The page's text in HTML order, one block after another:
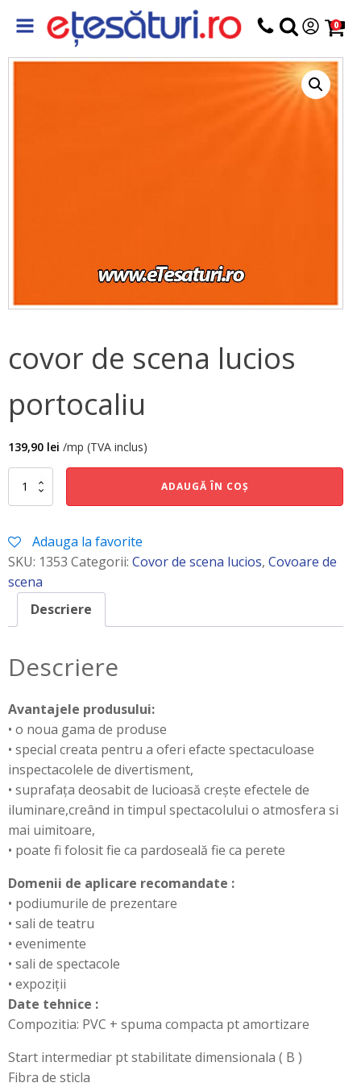
0
covor de scena lucios
portocaliu
139,90 lei /mp (TVA inclus)
Cantitate
lucios
portocaliu
ADAUGĂ ÎN COȘ
Adauga la favorite
SKU: 1353 Categorii: Covor de scena lucios, Covoare de
scena
Descriere
Descriere
Avantajele produsului:
• o noua gama de produse
• special creata pentru a oferi efacte spectaculoase
inspectacolele de divertisment,
• suprafața deosabit de lucioasă crește efectele de
iluminare,creând in timpul spectacolului o atmosfera si
mai uimitoare,
• poate fi folosit fie ca pardoseală fie ca perete
Domenii de aplicare recomandate :
• podiumurile de prezentare
• sali de teatru
• evenimente
• sali de spectacole
• expoziții
Date tehnice :
Compozitia: PVC + spuma compacta pt amortizare
Start intermediar pt stabilitate dimensionala ( B )
Fibra de sticla